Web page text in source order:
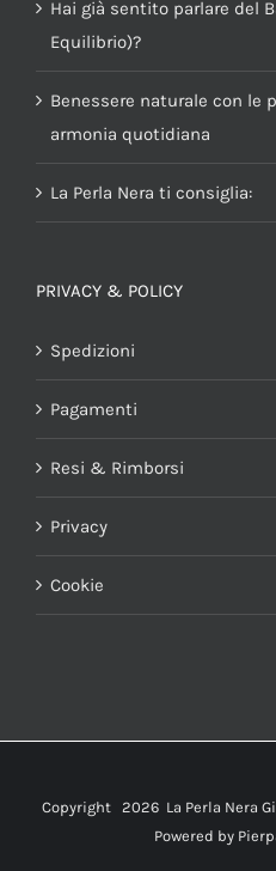
Hai già sentito parlare del
Equilibrio)?
Benessere naturale con le
armonia quotidiana
La Perla Nera ti consiglia:
PRIVACY & POLICY
Spedizioni
Pagamenti
Resi & Rimborsi
Privacy
Cookie
Copyright 2026 La Perla Nera
Powered by